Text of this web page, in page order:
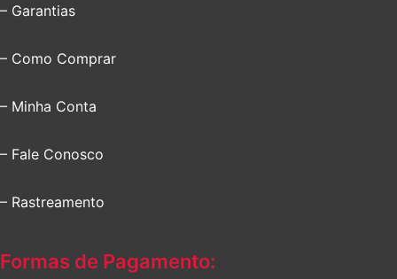
– Garantias
– Como Comprar
– Minha Conta
– Fale Conosco
– Rastreamento
Formas de Pagamento: